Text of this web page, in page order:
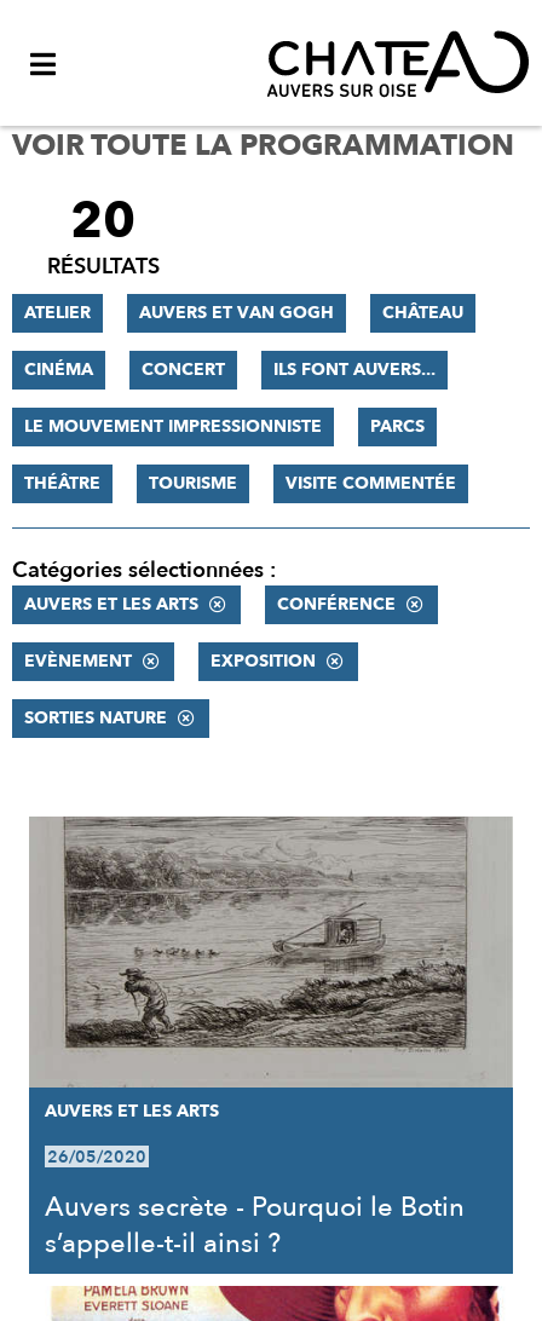
VOIR TOUTE LA PROGRAMMATION
FILTRER
RÉSULTATS
20
RÉSULTATS
ATELIER AUVERS ET VAN GOGH CHÂTEAU
CINÉMA CONCERT ILS FONT AUVERS...
LE MOUVEMENT IMPRESSIONNISTE PARCS
THÉÂTRE TOURISME VISITE COMMENTÉE
Catégories sélectionnées :
AUVERS ET LES ARTS CONFÉRENCE
EVÈNEMENT EXPOSITION
SORTIES NATURE
RÉSULTATS
AUVERS ET LES ARTS
26/05/2020
Auvers secrète - Pourquoi le Botin
s’appelle-t-il ainsi ?